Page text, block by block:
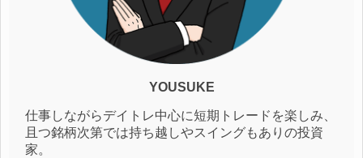
YOUSUKE
仕事しながらデイトレ中心に短期トレードを楽しみ、
且つ銘柄次第では持ち越しやスイングもありの投資
家。